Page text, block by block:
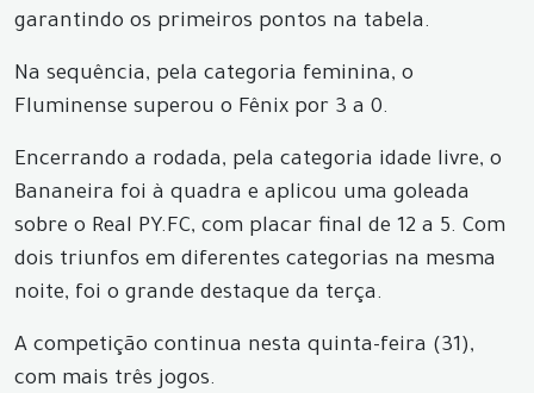
garantindo os primeiros pontos na tabela.
Na sequência, pela categoria feminina, o
Fluminense superou o Fênix por 3 a 0.
Encerrando a rodada, pela categoria idade livre, o
Bananeira foi à quadra e aplicou uma goleada
sobre o Real PY.FC, com placar final de 12 a 5. Com
dois triunfos em diferentes categorias na mesma
noite, foi o grande destaque da terça.
A competição continua nesta quinta-feira (31),
com mais três jogos.